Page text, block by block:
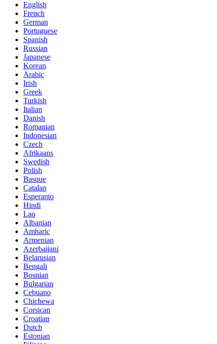
English
French
German
Portuguese
Spanish
Russian
Japanese
Korean
Arabic
Irish
Greek
Turkish
Italian
Danish
Romanian
Indonesian
Czech
Afrikaans
Swedish
Polish
Basque
Catalan
Esperanto
Hindi
Lao
Albanian
Amharic
Armenian
Azerbaijani
Belarusian
Bengali
Bosnian
Bulgarian
Cebuano
Chichewa
Corsican
Croatian
Dutch
Estonian